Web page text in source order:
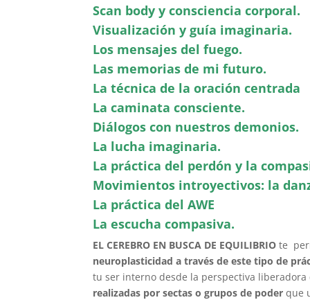
Scan body y consciencia corporal.
Visualización y guía imaginaria.
Los mensajes del fuego.
Las memorias de mi futuro.
La técnica de la oración centrada
La caminata consciente.
Diálogos con nuestros demonios.
La lucha imaginaria.
La práctica del perdón y la
Movimientos introyectivos: la
La práctica del AWE
La escucha compasiva.
EL CEREBRO EN BUSCA DE EQUILIBRIO te
neuroplasticidad a través de este tipo de
tu ser interno desde la perspectiva liberadora
realizadas por sectas o grupos de poder que